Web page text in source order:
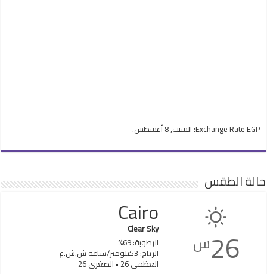
Exchange Rate EGP : السبت, 8 أغسطس.
حالة الطقس
26س
Cairo
Clear Sky
الرطوبة: 69%
الرياح: 3كيلومتر/ساعة ش.ش.غ
العظمى 26 • الصغرى 26